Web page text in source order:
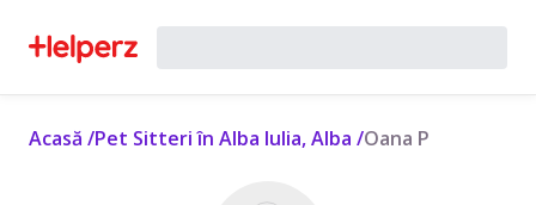
Acasă /Pet Sitteri în Alba Iulia, Alba /Oana P